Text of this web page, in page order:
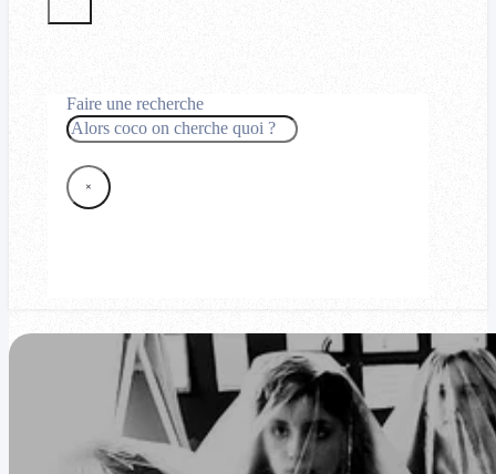
Faire une recherche
Rechercher
×